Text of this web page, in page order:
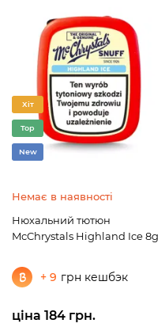
Хіт
Top
New
Немає в наявності
Нюхальний тютюн
McChrystals Highland Ice 8g
+ 9 грн кешбэк
ціна 184 грн.